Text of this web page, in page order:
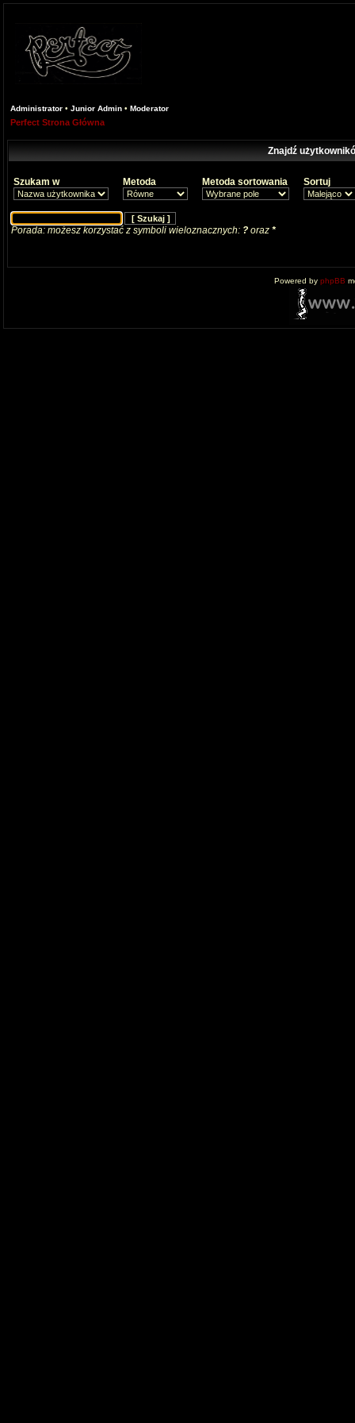
Administrator • Junior Admin • Moderator
Perfect Strona Główna
Znajdź
Szukam w Metoda Metoda sortowania Sortuj
Porada: możesz korzystać z symboli wieloznacznych: ? oraz *
Powered by phpBB